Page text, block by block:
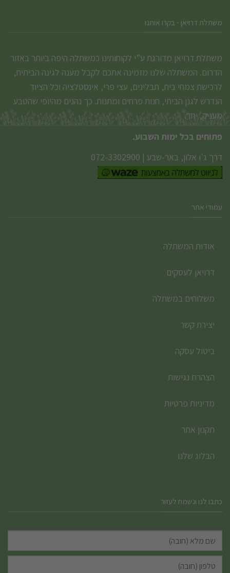
משתלת דרויאן - בקרו אותנו
משתלת דרויאן מדורגת ע”י לקוחותינו כמשתלה היפה ביותר באזור
הדרום. המשתלה שלנו מזמינה אתכם לקבל מענה לגינה הביתית,
לרכישת צמחי בית, תבלינים, עצי פרי, אינסטלציה וכל הציוד
הנדרש לגנן הביתי, חנות פרחים ומתנות. כך נהנים מהיופי שהטבע
מעניק, יחד.
פתוחים בכל ימות השבוע.
דרך ג'ו אלון, באר-שבע |
072-3302900
עמודי אתר
אודות המשתלה
דרויאן לעסקים
משלוחים במשתלה
יצירת קשר
ביטול עסקה
הצהרת נגישות
מדיניות פרטיות
תקנון אתר
הבלוג שלנו
כתבו לנו ונשמח לעזור